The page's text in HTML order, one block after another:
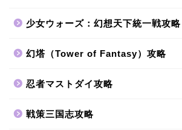
少女ウォーズ：幻想天下統一戦攻略
幻塔（Tower of Fantasy）攻略
忍者マストダイ攻略
戦策三国志攻略